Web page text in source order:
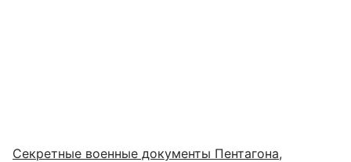
Секретные военные документы Пентагона,